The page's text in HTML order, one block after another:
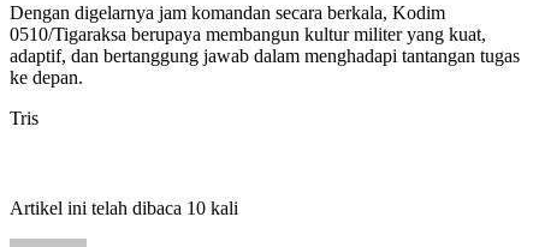
Dengan digelarnya jam komandan secara berkala, Kodim
0510/Tigaraksa berupaya membangun kultur militer yang kuat,
adaptif, dan bertanggung jawab dalam menghadapi tantangan tugas
ke depan.
Tris
Artikel ini telah dibaca 10 kali